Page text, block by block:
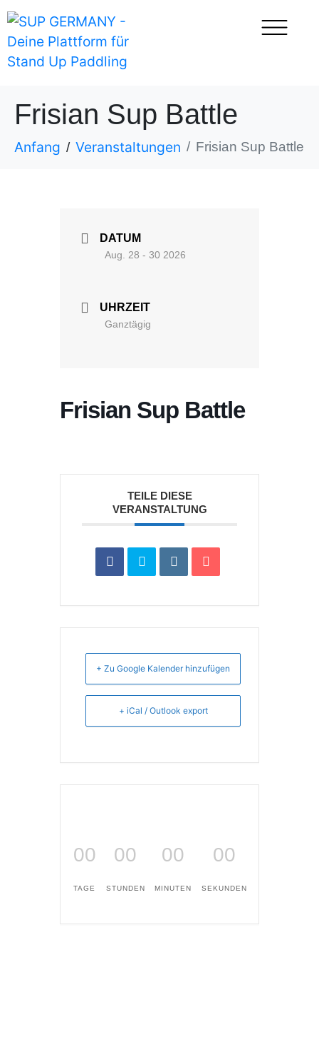
Frisian Sup Battle
Anfang Veranstaltungen Frisian Sup Battle
DATUM
Aug. 28 - 30 2026
UHRZEIT
Ganztägig
Frisian Sup Battle
TEILE DIESE
VERANSTALTUNG
+ Zu Google Kalender hinzufügen
+ iCal / Outlook export
00
TAGE
00
STUNDEN
00
MINUTEN
00
SEKUNDEN